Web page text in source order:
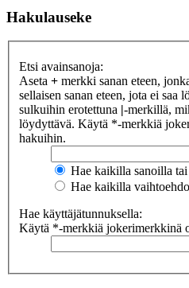
Hakulauseke
Etsi avainsanoja:
Aseta + merkki sanan eteen,
sellaisen sanan eteen, jota ei saa
sulkuihin erotettuna |-merkillä,
löydyttävä. Käytä *-merkkiä
hakuihin.
Hae kaikilla sanoilla
Hae kaikilla
Hae käyttäjätunnuksella:
Käytä *-merkkiä jokerimerkkinä